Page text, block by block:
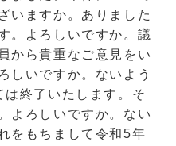
いますか。ありました
。よろしいですか。議
から貴重なご意見をい
しいですか。ないよう
終了いたします。そ
よろしいですか。ない
をもちまして令和5年